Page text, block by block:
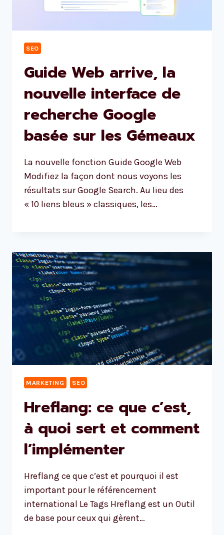
SEO
Guide Web arrive, la
nouvelle interface de
recherche Google
basée sur les Gémeaux
La nouvelle fonction Guide Google Web
Modifiez la façon dont nous voyons les
résultats sur Google Search. Au lieu des
« 10 liens bleus » classiques, les…
MARKETING SEO
Hreflang: ce que c’est,
à quoi sert et comment
l’implémenter
Hreflang ce que c’est et pourquoi il est
important pour le référencement
international Le Tags Hreflang est un Outil
de base pour ceux qui gèrent…